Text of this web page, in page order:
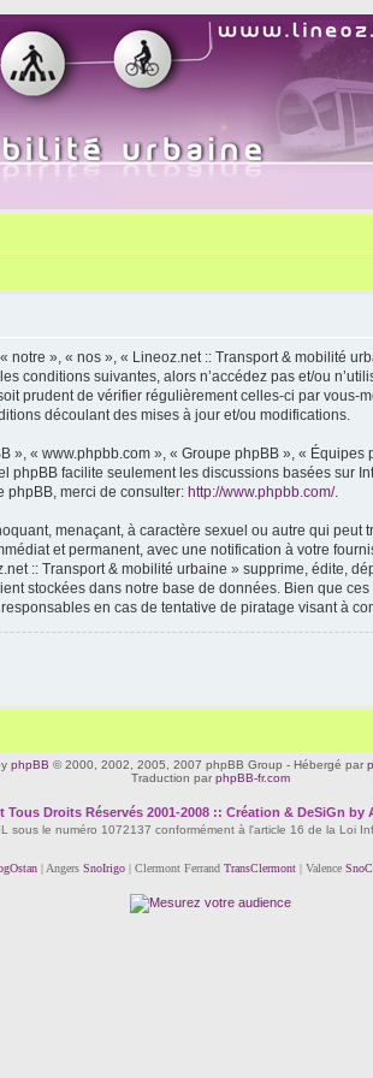
», « nos », « Lineoz.net :: Transport & mobilité
conditions suivantes, alors n’accédez pas et/ou
prudent de vérifier régulièrement celles-ci par
découlant des mises à jour et/ou modifications.
« www.phpbb.com », « Groupe phpBB », «
phpBB facilite seulement les discussions basées sur
phpBB, merci de consulter: http://www.phpbb.com/.
menaçant, à caractère sexuel ou autre qui
et permanent, avec une notification à votre
:: Transport & mobilité urbaine » supprime, édite,
stockées dans notre base de données. Bien que
en cas de tentative de piratage visant à
phpBB © 2000, 2002, 2005, 2007 phpBB Group - Hébergé par
Traduction par phpBB-fr.com
Tous Droits Réservés 2001-2008 :: Création & DeSiGn by
sous le numéro 1072137 conformément à l'article 16 de la Loi
| Angers SnoIrigo| Clermont Ferrand TransClermont| Valence